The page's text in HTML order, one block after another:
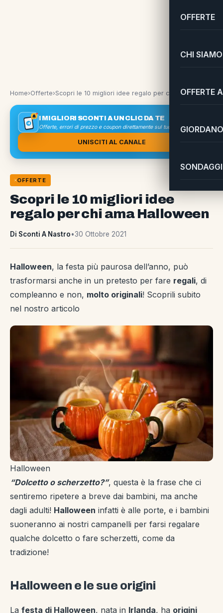
OFFERTE
CHI SIAMO
OFFERTE
Home›Offerte› Scopri le 10 migliori idee regalo per chi ama Halloween
I MIGLIORI SCONTI A UN CLIC DA TE
Offerte, errori di prezzo e coupon direttamente sul tuo smartphone
UNISCITI AL CANALE
OFFERTE
Scopri le 10 migliori idee
regalo per chi ama Halloween
Di Sconti A Nastro•30 Ottobre 2021
Halloween, la festa più paurosa dell’anno, può
trasformarsi anche in un pretesto per fare regali, di
compleanno e non, molto originali! Scoprili subito
nel nostro articolo
Halloween
“Dolcetto o scherzetto?”, questa è la frase che ci
sentiremo ripetere a breve dai bambini, ma anche
dagli adulti! Halloween infatti è alle porte, e i bambini
suoneranno ai nostri campanelli per farsi regalare
qualche dolcetto o fare scherzetti, come da
tradizione!
Halloween e le sue origini
La festa di Halloween, nata in Irlanda, ha origini